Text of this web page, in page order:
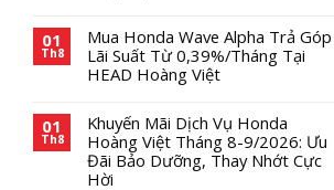
01
Th8
Mua Honda Wave Alpha Trả Góp
Lãi Suất Từ 0,39%/Tháng Tại
HEAD Hoàng Việt
01
Th8
Khuyến Mãi Dịch Vụ Honda
Hoàng Việt Tháng 8-9/2026: Ưu
Đãi Bảo Dưỡng, Thay Nhớt Cực
Hời